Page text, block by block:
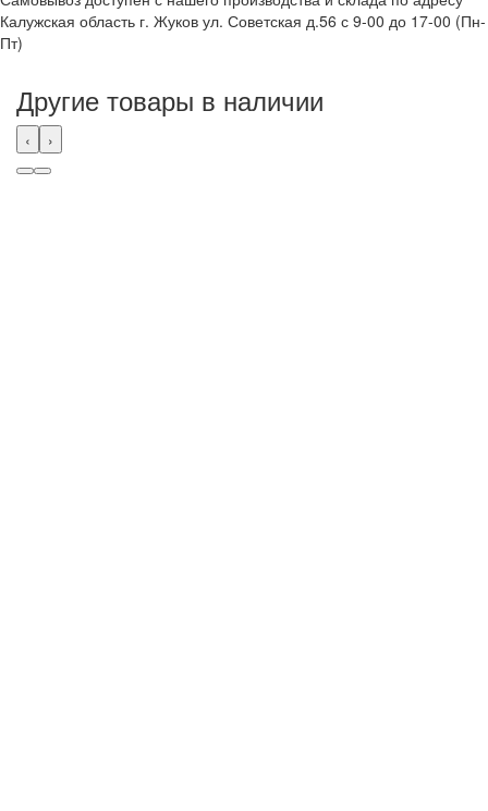
Калужская область г. Жуков ул. Советская д.56 с 9-00 до 17-00 (Пн-
Пт)
Другие товары в наличии
‹ ›